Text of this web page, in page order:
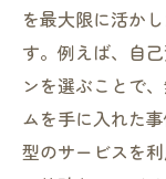
を最大限に活か
す。例えば、自
ンを選ぶことで
ムを手に入れた
型のサービスを